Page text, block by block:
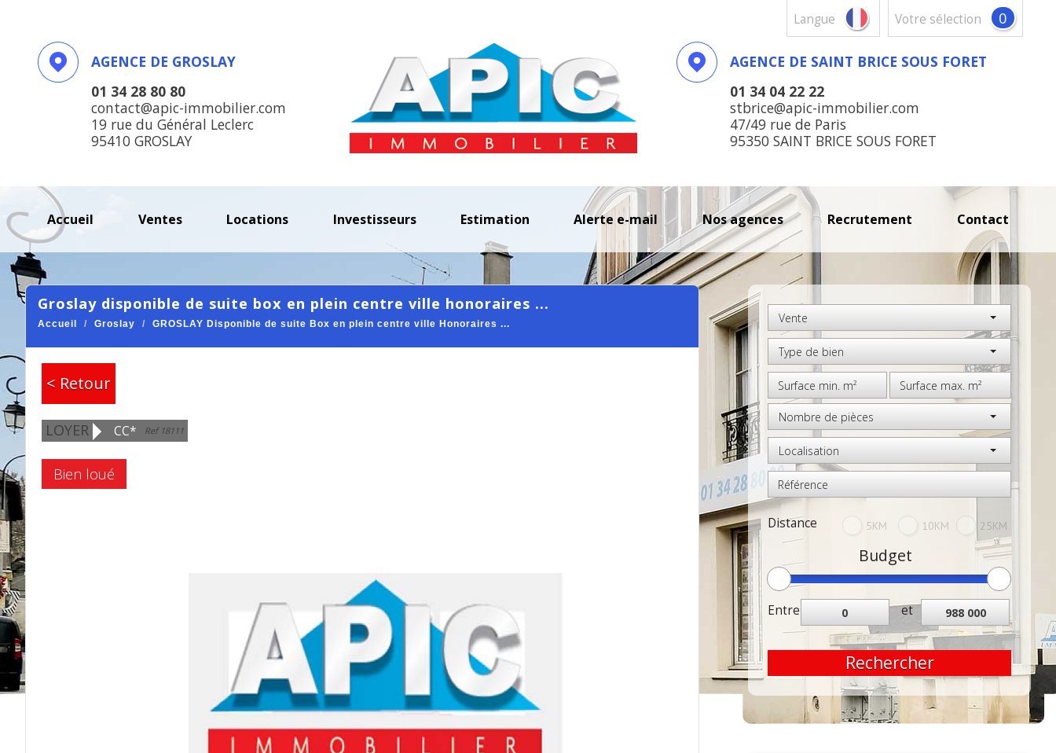
votre sélection 0
Langue
AGENCE DE GROSLAY
01 34 28 80 80
contact@apic-immobilier.com
19 rue du Général Leclerc
95410 GROSLAY
AGENCE DE SAINT BRICE SOUS FORET
01 34 04 22 22
stbrice@apic-immobilier.com
47/49 rue de Paris
95350 SAINT BRICE SOUS FORET
accueil ventes locations investisseurs estimation alerte e-mail nos agences recrutement contact
Vente
Type de bien
Nombre de pièces
Localisation
Distance 5KM 10KM 25KM
Budget
Entre et
Rechercher
groslay disponible de suite box en plein centre ville honoraires ...
Accueil Groslay GROSLAY Disponible de suite Box en plein centre ville Honoraires ...
< Retour
LOYER CC* Ref 18111
Bien loué